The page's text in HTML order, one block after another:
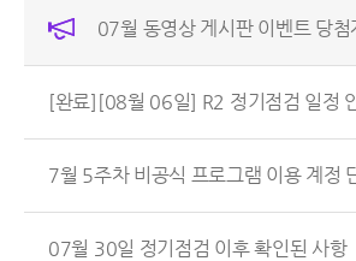
07월 동영상 게시판 이벤트 당첨
[완료][08월 06일] R2 정기점검 일정
7월 5주차 비공식 프로그램 이용 계정
07월 30일 정기점검 이후 확인된 사항